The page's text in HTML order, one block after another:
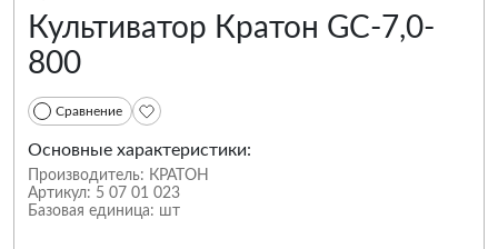
Культиватор Кратон GС-7,0-
800
Сравнение
Основные характеристики:
Производитель: КРАТОН
Артикул: 5 07 01 023
Базовая единица: шт